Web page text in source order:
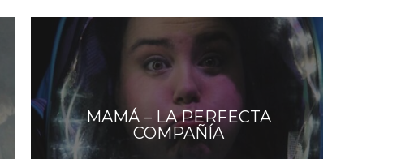
MAMÁ – LA PERFECTA
COMPAÑÍA